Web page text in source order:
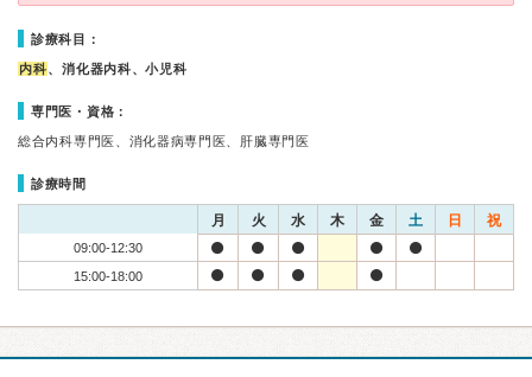
診療科目：
内科、消化器内科、小児科
専門医・資格：
総合内科専門医、消化器病専門医、肝臓専門医
診療時間
月 火 水 木 金 土 日 祝
09:00-12:30
15:00-18:00